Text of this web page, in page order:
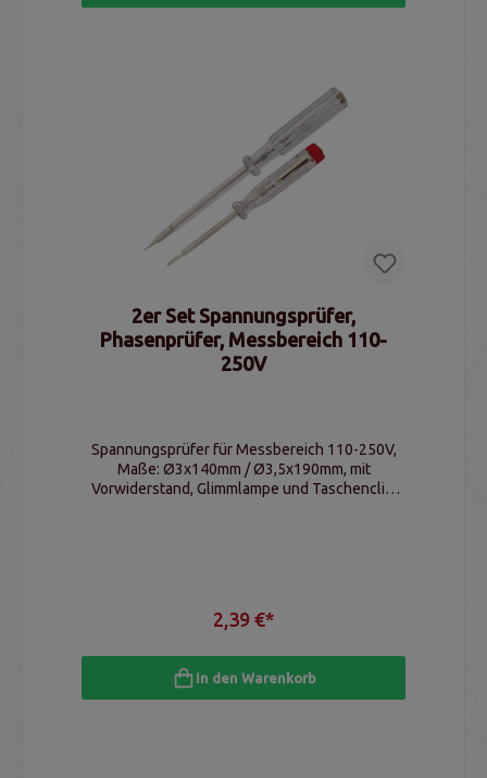
2er Set Spannungsprüfer,
Phasenprüfer, Messbereich 110-
250V
Spannungsprüfer für Messbereich 110-250V,
Maße: Ø3x140mm / Ø3,5x190mm, mit
Vorwiderstand, Glimmlampe und Taschenclip,
2,39 €*
In den Warenkorb